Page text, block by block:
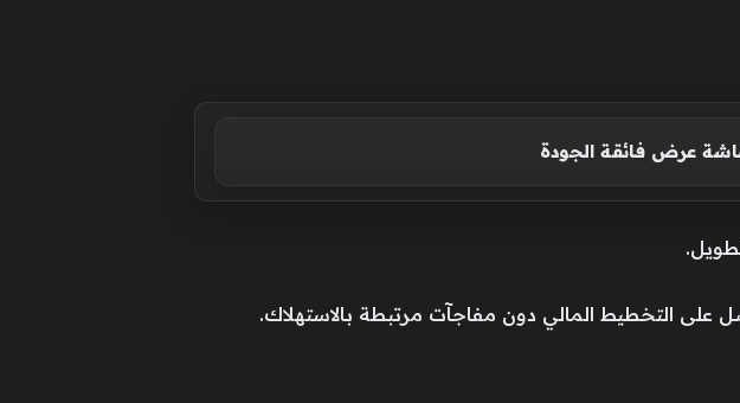
على التخطيط المالي دون مفاجآت مرتبطة بالاستهلاك.